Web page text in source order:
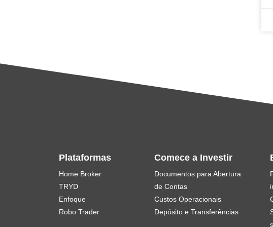
Plataformas
Home Broker
TRYD
Enfoque
Robo Trader
Comece a Investir
Documentos para Abertura
de Contas
Custos Operacionais
Depósito e Transferências